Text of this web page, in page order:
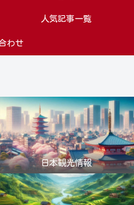
人気記事一覧
わせ
日本観光情報